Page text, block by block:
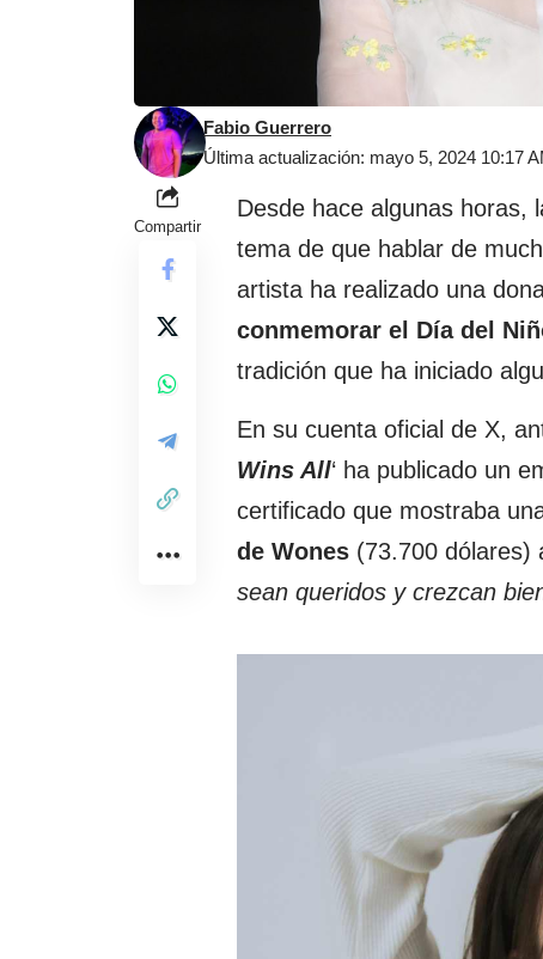
Última actualización: mayo 5, 2024 10:17
Fabio Guerrero
Compartir
Desde hace algunas horas,
tema de que hablar de
artista ha realizado una
conmemorar el Día del
tradición que ha iniciado
En su cuenta oficial de X,
Wins All‘ ha publicado un
certificado que mostraba
de Wones (73.700 dólares)
sean queridos y crezcan